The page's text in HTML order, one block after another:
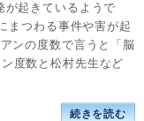
が起きているようで
まつわる事件や害が起
ンの度数で言うと「脳
度数と松村先生など
続きを読む